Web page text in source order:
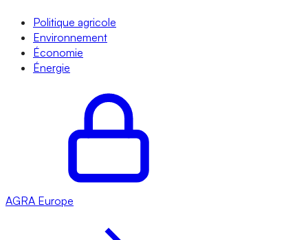
Politique agricole
Environnement
Économie
Énergie
AGRA Europe